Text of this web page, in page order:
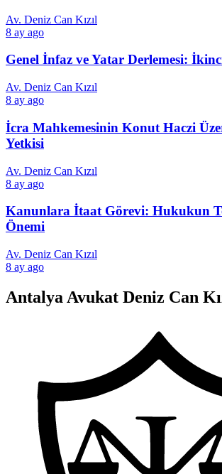
Av. Deniz Can Kızıl
8 ay ago
Genel İnfaz ve Yatar Derlemesi:
Av. Deniz Can Kızıl
8 ay ago
İcra Mahkemesinin Konut Haczi
Yetkisi
Av. Deniz Can Kızıl
8 ay ago
Kanunlara İtaat Görevi: Hukukun
Önemi
Av. Deniz Can Kızıl
8 ay ago
Antalya Avukat Deniz Can